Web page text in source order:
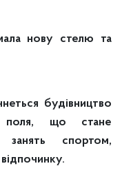
нову стелю та
будівництво
поля, що стане
спортом,